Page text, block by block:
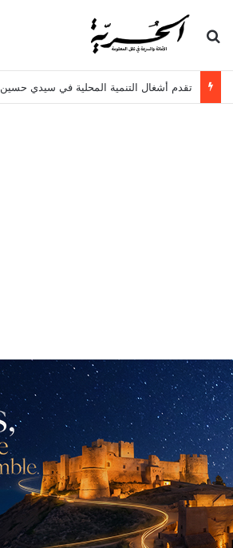
بحث عن
تقدم أشغال التنمية المحلية في سيدي حسين